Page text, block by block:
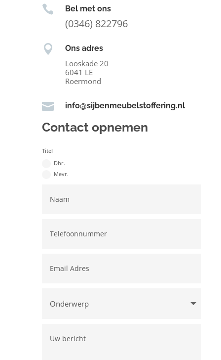
 Bel met ons
(0346) 822796
 Ons adres
Looskade 20
6041 LE
Roermond
 info@sijbenmeubelstoffering.nl
Contact opnemen
Titel
Dhr.
Mevr.